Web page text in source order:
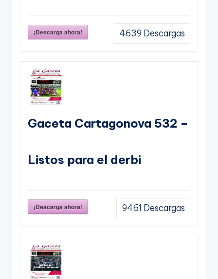
¡Descarga ahora! 4639 Descargas
Gaceta Cartagonova 532 –
Listos para el derbi
¡Descarga ahora! 9461 Descargas